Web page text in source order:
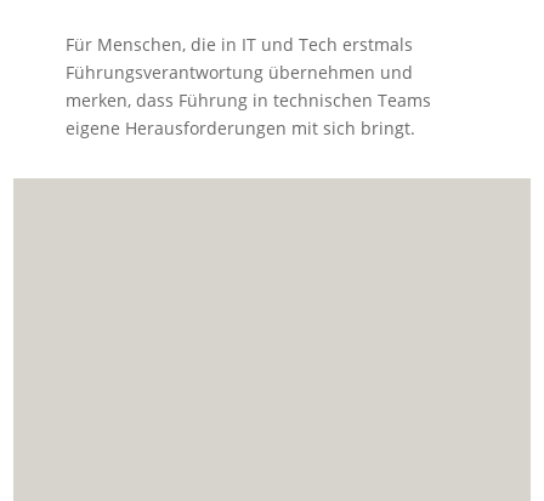
Für Menschen, die in IT und Tech erstmals
Führungsverantwortung übernehmen und
merken, dass Führung in technischen Teams
eigene Herausforderungen mit sich bringt.